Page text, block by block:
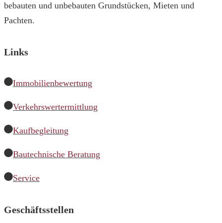
bebauten und unbebauten Grundstücken, Mieten und
Pachten.
Links
Immobilienbewertung
Verkehrswertermittlung
Kaufbegleitung
Bautechnische Beratung
Service
Geschäftsstellen